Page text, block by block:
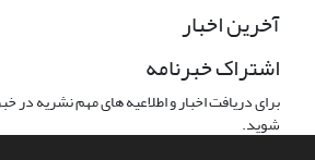
آخرین اخبار
اشتراک خبرنامه
برای دریافت اخبار و اطلاعیه های مهم نشریه در
شوید.